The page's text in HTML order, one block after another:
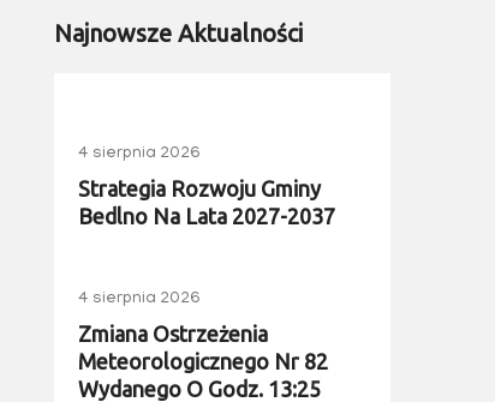
Najnowsze Aktualności
4 sierpnia 2026
Strategia Rozwoju Gminy
Bedlno Na Lata 2027-2037
4 sierpnia 2026
Zmiana Ostrzeżenia
Meteorologicznego Nr 82
Wydanego O Godz. 13:25